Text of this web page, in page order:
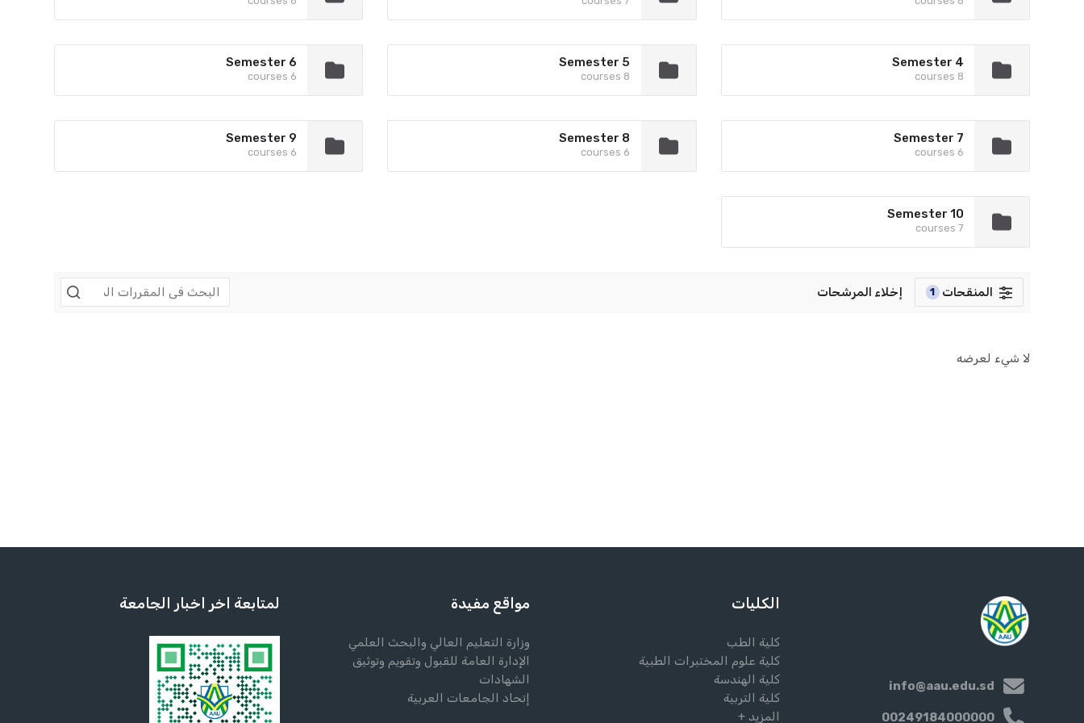
Semester 4
8 courses
Semester 5
8 courses
Semester 6
6 courses
Semester 7
6 courses
Semester 8
6 courses
Semester 9
6 courses
Semester 10
7 courses
المنقحات 1 إخلاء المرشحات
لا شيء لعرضه
info@aau.edu.sd
00249184000000
الكليات
كلية الطب
كلية علوم المختبرات الطبية
كلية الهندسة
كلية التربية
المزيد +
مواقع مفيدة
وزارة التعليم العالي والبحث العلمي
الإدارة العامة للقبول وتقويم وتوثيق
الشهادات
إتحاد الجامعات العربية
لمتابعة اخر اخبار الجامعة